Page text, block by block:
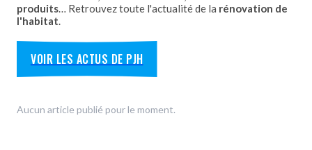
produits… Retrouvez toute l'actualité de la rénovation de
l'habitat.
VOIR LES ACTUS DE PJH
Aucun article publié pour le moment.